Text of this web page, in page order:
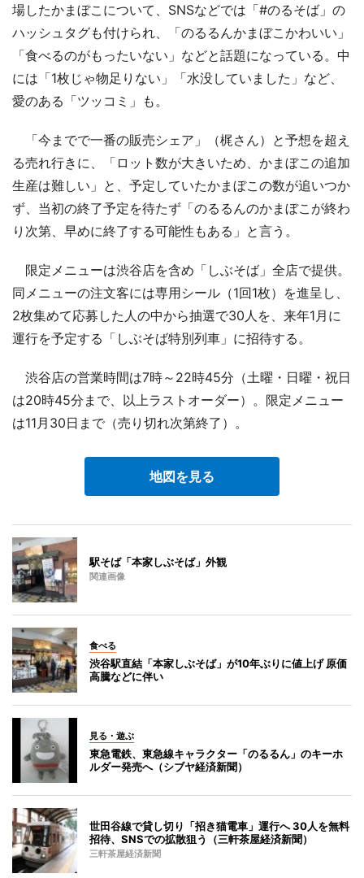
場したかまぼこについて、SNSなどでは「#のるそば」の
ハッシュタグも付けられ、「のるるんかまぼこかわいい」
「食べるのがもったいない」などと話題になっている。中
には「1枚じゃ物足りない」「水没していました」など、
愛のある「ツッコミ」も。
「今までで一番の販売シェア」（梶さん）と予想を超え
る売れ行きに、「ロット数が大きいため、かまぼこの追加
生産は難しい」と、予定していたかまぼこの数が追いつか
ず、当初の終了予定を待たず「のるるんのかまぼこが終わ
り次第、早めに終了する可能性もある」と言う。
限定メニューは渋谷店を含め「しぶそば」全店で提供。
同メニューの注文客には専用シール（1回1枚）を進呈し、
2枚集めて応募した人の中から抽選で30人を、来年1月に
運行を予定する「しぶそば特別列車」に招待する。
渋谷店の営業時間は7時～22時45分（土曜・日曜・祝日
は20時45分まで、以上ラストオーダー）。限定メニュー
は11月30日まで（売り切れ次第終了）。
地図を見る
駅そば「本家しぶそば」外観
関連画像
食べる
渋谷駅直結「本家しぶそば」が10年ぶりに値上げ 原価
高騰などに伴い
見る・遊ぶ
東急電鉄、東急線キャラクター「のるるん」のキーホ
ルダー発売へ（シブヤ経済新聞）
世田谷線で貸し切り「招き猫電車」運行へ 30人を無料
招待、SNSでの拡散狙う（三軒茶屋経済新聞）
三軒茶屋経済新聞